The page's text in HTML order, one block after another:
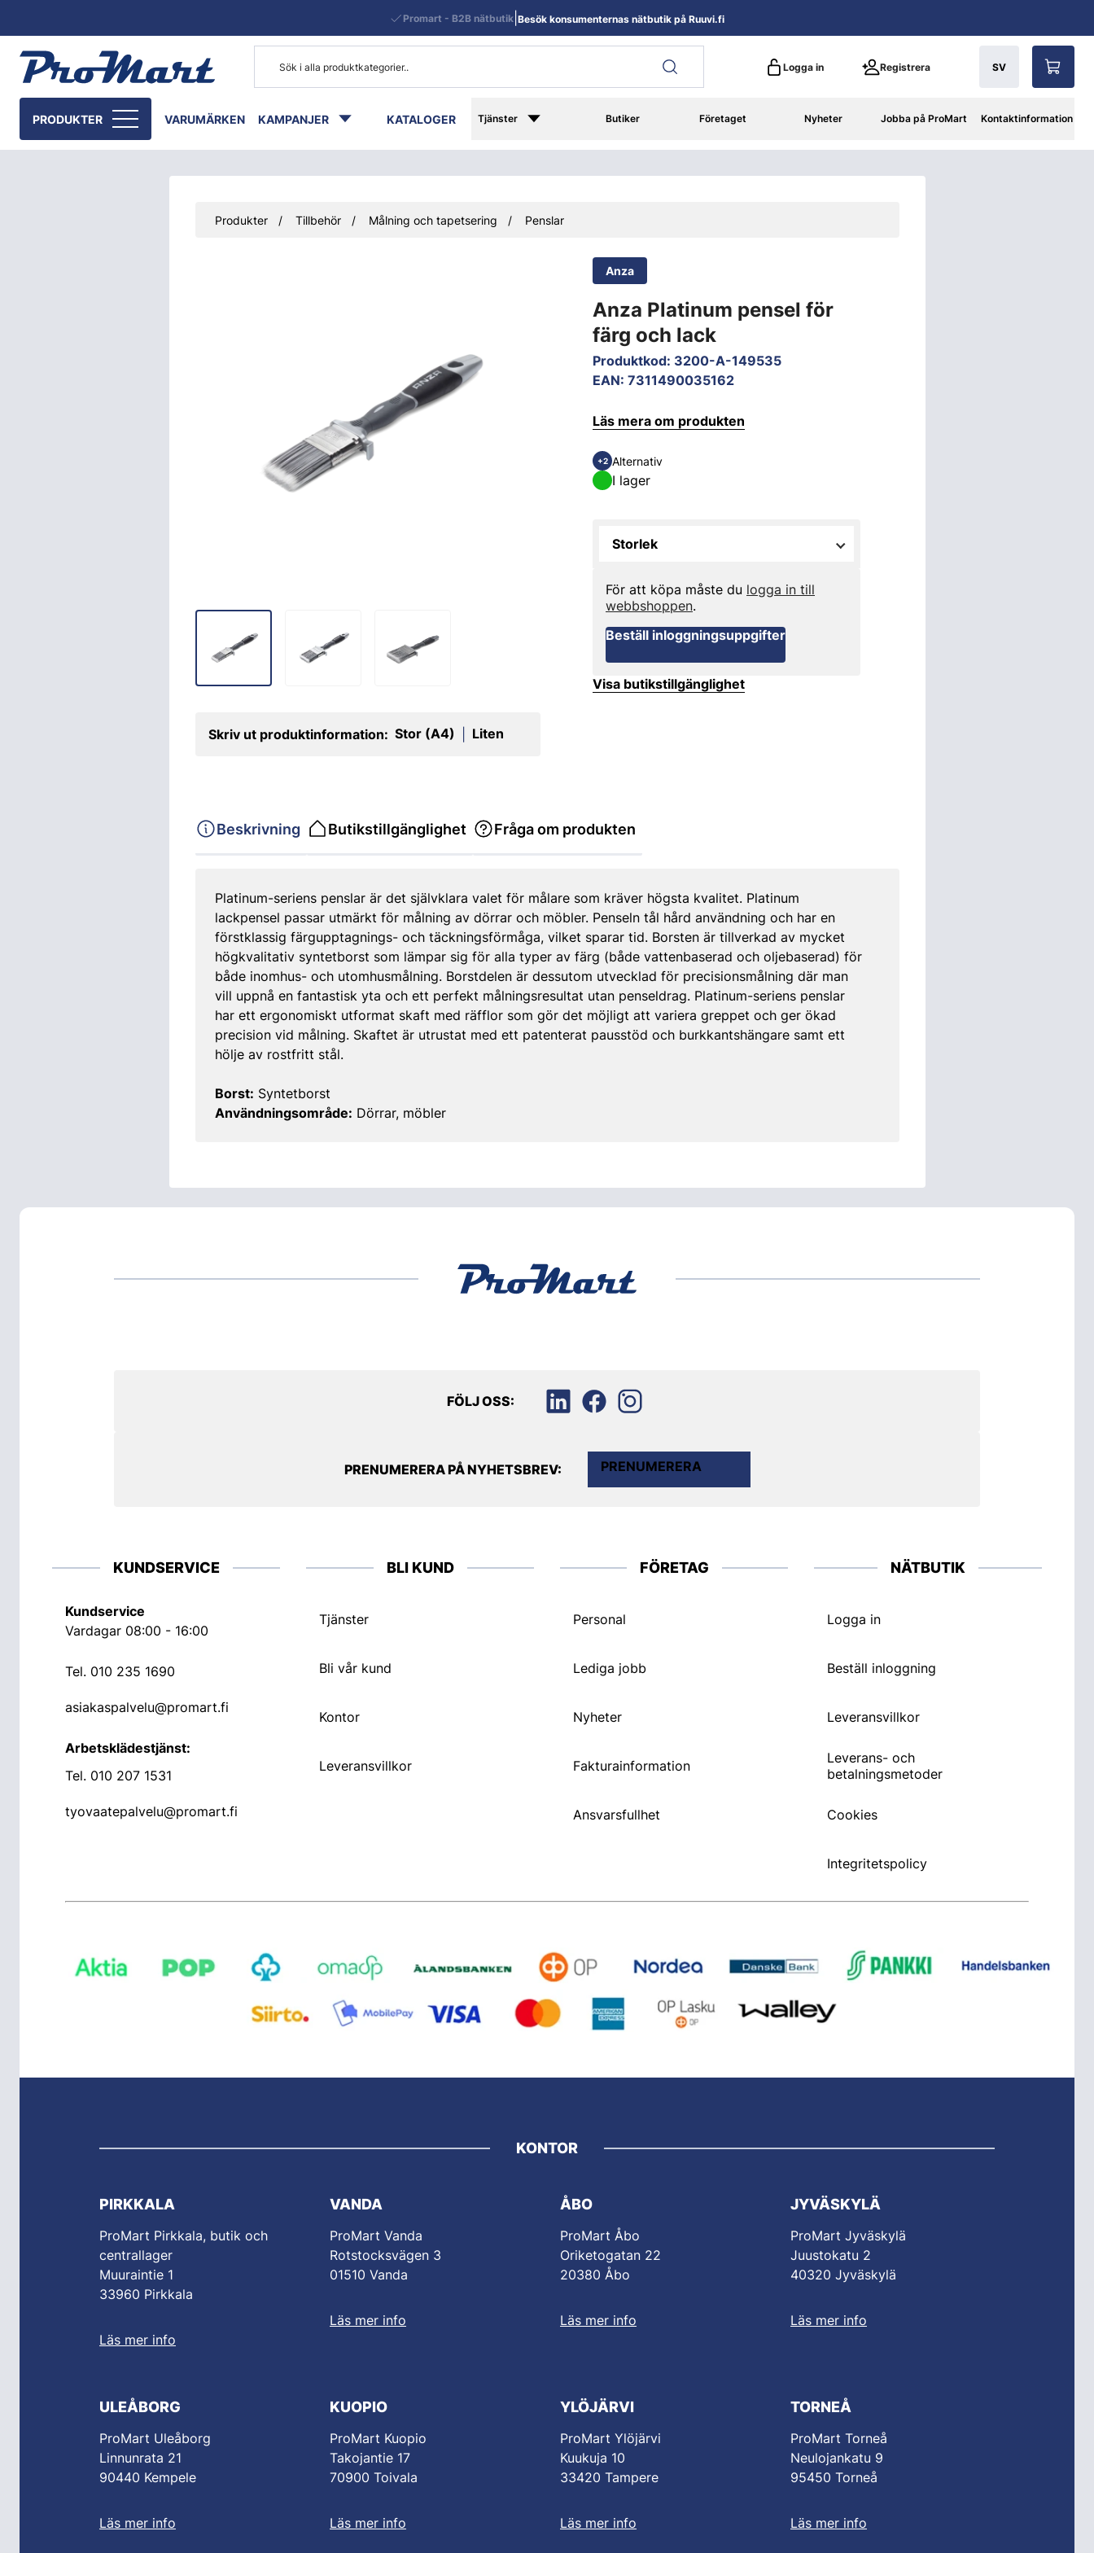
Logga in Registrera SV
PRODUKTER VARUMÄRKEN KAMPANJER KATALOGER Tjänster Butiker Företaget Nyheter Jobba på ProMart Kontaktinformation
Promart - B2B nätbutik Besök konsumenternas nätbutik på Ruuvi.fi
Produkter Tillbehör Målning och tapetsering Penslar
Anza
Anza Platinum pensel för
färg och lack
Produktkod: 3200-A-149535
EAN: 7311490035162
Skriv ut produktinformation: Stor (A4) Liten
Läs mera om produkten
+2 Alternativ
I lager
Storlek
För att köpa måste du logga in till
webbshoppen.
Beställ inloggningsuppgifter
Visa butikstillgänglighet
Beskrivning Butikstillgänglighet Fråga om produkten
Platinum-seriens penslar är det självklara valet för målare som kräver högsta kvalitet. Platinum
lackpensel passar utmärkt för målning av dörrar och möbler. Penseln tål hård användning och har en
förstklassig färgupptagnings- och täckningsförmåga, vilket sparar tid. Borsten är tillverkad av mycket
högkvalitativ syntetborst som lämpar sig för alla typer av färg (både vattenbaserad och oljebaserad) för
både inomhus- och utomhusmålning. Borstdelen är dessutom utvecklad för precisionsmålning där man
vill uppnå en fantastisk yta och ett perfekt målningsresultat utan penseldrag. Platinum-seriens penslar
har ett ergonomiskt utformat skaft med räfflor som gör det möjligt att variera greppet och ger ökad
precision vid målning. Skaftet är utrustat med ett patenterat pausstöd och burkkantshängare samt ett
hölje av rostfritt stål.
Borst: Syntetborst
Användningsområde: Dörrar, möbler
FÖLJ OSS:
PRENUMERERA PÅ NYHETSBREV: PRENUMERERA
KUNDSERVICE
Kundservice
Vardagar 08:00 - 16:00
Tel. 010 235 1690
asiakaspalvelu@promart.fi
Arbetsklädestjänst:
Tel. 010 207 1531
tyovaatepalvelu@promart.fi
BLI KUND
Tjänster
Bli vår kund
Kontor
Leveransvillkor
FÖRETAG
Personal
Lediga jobb
Nyheter
Fakturainformation
Ansvarsfullhet
NÄTBUTIK
Logga in
Beställ inloggning
Leveransvillkor
Leverans- och
betalningsmetoder
Cookies
Integritetspolicy
KONTOR
PIRKKALA
ProMart Pirkkala, butik och
centrallager
Muuraintie 1
33960 Pirkkala
Läs mer info
VANDA
ProMart Vanda
Rotstocksvägen 3
01510 Vanda
Läs mer info
ÅBO
ProMart Åbo
Oriketogatan 22
20380 Åbo
Läs mer info
JYVÄSKYLÄ
ProMart Jyväskylä
Juustokatu 2
40320 Jyväskylä
Läs mer info
ULEÅBORG
ProMart Uleåborg
Linnunrata 21
90440 Kempele
Läs mer info
KUOPIO
ProMart Kuopio
Takojantie 17
70900 Toivala
Läs mer info
YLÖJÄRVI
ProMart Ylöjärvi
Kuukuja 10
33420 Tampere
Läs mer info
TORNEÅ
ProMart Torneå
Neulojankatu 9
95450 Torneå
Läs mer info